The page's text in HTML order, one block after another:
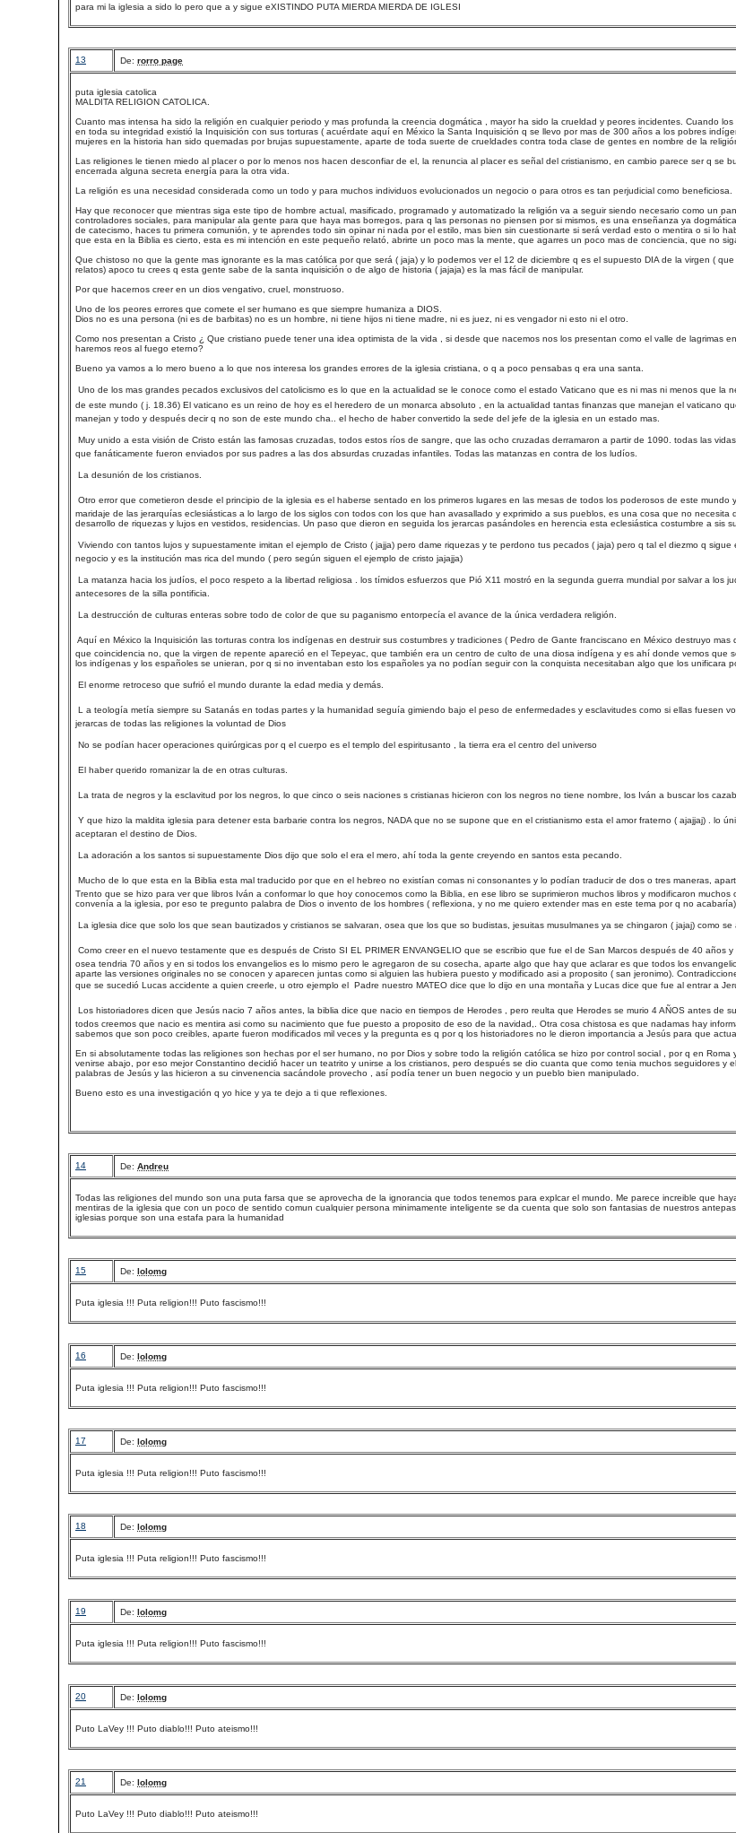
para mi la iglesia a sido lo pero que a y sigue eXISTINDO PUTA MIERDA MIERDA DE IGLESI
13 De: rorro page
puta iglesia catolica
MALDITA RELIGION CATOLICA.
Cuanto mas intensa ha sido la religión en cualquier periodo y mas profunda la creencia dogmática , mayor ha sido la crueldad y peores incidentes. Cuando
en toda su integridad existió la Inquisición con sus torturas ( acuérdate aquí en México la Santa Inquisición q se llevo por mas de 300 años a los pobres
mujeres en la historia han sido quemadas por brujas supuestamente, aparte de toda suerte de crueldades contra toda clase de gentes en nombre de la
Las religiones le tienen miedo al placer o por lo menos nos hacen desconfiar de el, la renuncia al placer es señal del cristianismo, en cambio parece ser q se
encerrada alguna secreta energía para la otra vida.
La religión es una necesidad considerada como un todo y para muchos individuos evolucionados un negocio o para otros es tan perjudicial como beneficiosa.
Hay que reconocer que mientras siga este tipo de hombre actual, masificado, programado y automatizado la religión va a seguir siendo necesario como un
controladores sociales, para manipular ala gente para que haya mas borregos, para q las personas no piensen por si mismos, es una enseñanza ya
de catecismo, haces tu primera comunión, y te aprendes todo sin opinar ni nada por el estilo, mas bien sin cuestionarte si será verdad esto o mentira o si lo
que esta en la Biblia es cierto, esta es mi intención en este pequeño relató, abrirte un poco mas la mente, que agarres un poco mas de conciencia, que no
Que chistoso no que la gente mas ignorante es la mas católica por que será ( jaja) y lo podemos ver el 12 de diciembre q es el supuesto DIA de la virgen (
relatos) apoco tu crees q esta gente sabe de la santa inquisición o de algo de historia ( jajaja) es la mas fácil de manipular.
Por que hacernos creer en un dios vengativo, cruel, monstruoso.
Uno de los peores errores que comete el ser humano es que siempre humaniza a DIOS.
Dios no es una persona (ni es de barbitas) no es un hombre, ni tiene hijos ni tiene madre, ni es juez, ni es vengador ni esto ni el otro.
Como nos presentan a Cristo ¿ Que cristiano puede tener una idea optimista de la vida , si desde que nacemos nos los presentan como el valle de lagrimas
haremos reos al fuego eterno?
Bueno ya vamos a lo mero bueno a lo que nos interesa los grandes errores de la iglesia cristiana, o q a poco pensabas q era una santa.
 Uno de los mas grandes pecados exclusivos del catolicismo es lo que en la actualidad se le conoce como el estado Vaticano que es ni mas ni menos que la
de este mundo ( j. 18.36) El vaticano es un reino de hoy es el heredero de un monarca absoluto , en la actualidad tantas finanzas que manejan el vaticano
manejan y todo y después decir q no son de este mundo cha.. el hecho de haber convertido la sede del jefe de la iglesia en un estado mas.
 Muy unido a esta visión de Cristo están las famosas cruzadas, todos estos ríos de sangre, que las ocho cruzadas derramaron a partir de 1090. todas las
que fanáticamente fueron enviados por sus padres a las dos absurdas cruzadas infantiles. Todas las matanzas en contra de los ludíos.
 La desunión de los cristianos.
 Otro error que cometieron desde el principio de la iglesia es el haberse sentado en los primeros lugares en las mesas de todos los poderosos de este
maridaje de las jerarquías eclesiásticas a lo largo de los siglos con todos con los que han avasallado y exprimido a sus pueblos, es una cosa que no necesita
desarrollo de riquezas y lujos en vestidos, residencias. Un paso que dieron en seguida los jerarcas pasándoles en herencia esta eclesiástica costumbre a sis
 Viviendo con tantos lujos y supuestamente imitan el ejemplo de Cristo ( jajja) pero dame riquezas y te perdono tus pecados ( jaja) pero q tal el diezmo q
negocio y es la institución mas rica del mundo ( pero según siguen el ejemplo de cristo jajajja)
 La matanza hacia los judíos, el poco respeto a la libertad religiosa . los tímidos esfuerzos que Pió X11 mostró en la segunda guerra mundial por salvar a los
antecesores de la silla pontificia.
 La destrucción de culturas enteras sobre todo de color de que su paganismo entorpecía el avance de la única verdadera religión.
 Aquí en México la Inquisición las torturas contra los indígenas en destruir sus costumbres y tradiciones ( Pedro de Gante franciscano en México destruyo
que coincidencia no, que la virgen de repente apareció en el Tepeyac, que también era un centro de culto de una diosa indígena y es ahí donde vemos que
los indígenas y los españoles se unieran, por q si no inventaban esto los españoles ya no podían seguir con la conquista necesitaban algo que los unificara
 El enorme retroceso que sufrió el mundo durante la edad media y demás.
 L a teología metía siempre su Satanás en todas partes y la humanidad seguía gimiendo bajo el peso de enfermedades y esclavitudes como si ellas fuesen
jerarcas de todas las religiones la voluntad de Dios
 No se podían hacer operaciones quirúrgicas por q el cuerpo es el templo del espiritusanto , la tierra era el centro del universo
 El haber querido romanizar la de en otras culturas.
 La trata de negros y la esclavitud por los negros, lo que cinco o seis naciones s cristianas hicieron con los negros no tiene nombre, los Iván a buscar los
 Y que hizo la maldita iglesia para detener esta barbarie contra los negros, NADA que no se supone que en el cristianismo esta el amor fraterno ( ajajjaj) . lo
aceptaran el destino de Dios.
 La adoración a los santos si supuestamente Dios dijo que solo el era el mero, ahí toda la gente creyendo en santos esta pecando.
 Mucho de lo que esta en la Biblia esta mal traducido por que en el hebreo no existían comas ni consonantes y lo podían traducir de dos o tres maneras,
Trento que se hizo para ver que libros Iván a conformar lo que hoy conocemos como la Biblia, en ese libro se suprimieron muchos libros y modificaron
convenía a la iglesia, por eso te pregunto palabra de Dios o invento de los hombres ( reflexiona, y no me quiero extender mas en este tema por q no acabaría).
 La iglesia dice que solo los que sean bautizados y cristianos se salvaran, osea que los que so budistas, jesuitas musulmanes ya se chingaron ( jajaj) como se
 Como creer en el nuevo testamente que es después de Cristo SI EL PRIMER ENVANGELIO que se escribio que fue el de San Marcos después de 40 años
osea tendria 70 años y en si todos los envangelios es lo mismo pero le agregaron de su cosecha, aparte algo que hay que aclarar es que todos los
aparte las versiones originales no se conocen y aparecen juntas como si alguien las hubiera puesto y modificado asi a proposito ( san jeronimo).
que se sucedió Lucas accidente a quien creerle, u otro ejemplo el  Padre nuestro MATEO dice que lo dijo en una montaña y Lucas dice que fue al entrar a
 Los historiadores dicen que Jesús nacio 7 años antes, la biblia dice que nacio en tiempos de Herodes , pero reulta que Herodes se murio 4 AÑOS antes de
todos creemos que nacio es mentira asi como su nacimiento que fue puesto a proposito de eso de la navidad,. Otra cosa chistosa es que nadamas hay
sabemos que son poco creibles, aparte fueron modificados mil veces y la pregunta es q por q los historiadores no le dieron importancia a Jesús para que
En si absolutamente todas las religiones son hechas por el ser humano, no por Dios y sobre todo la religión católica se hizo por control social , por q en
venirse abajo, por eso mejor Constantino decidió hacer un teatrito y unirse a los cristianos, pero después se dio cuanta que como tenia muchos seguidores y
palabras de Jesús y las hicieron a su cinvenencia sacándole provecho , así podía tener un buen negocio y un pueblo bien manipulado.
Bueno esto es una investigación q yo hice y ya te dejo a ti que reflexiones.
14 De: Andreu
Todas las religiones del mundo son una puta farsa que se aprovecha de la ignorancia que todos tenemos para explcar el mundo. Me parece increible que
mentiras de la iglesia que con un poco de sentido comun cualquier persona minimamente inteligente se da cuenta que solo son fantasias de nuestros
iglesias porque son una estafa para la humanidad
15 De: lolomg
Puta iglesia !!! Puta religion!!! Puto fascismo!!!
16 De: lolomg
Puta iglesia !!! Puta religion!!! Puto fascismo!!!
17 De: lolomg
Puta iglesia !!! Puta religion!!! Puto fascismo!!!
18 De: lolomg
Puta iglesia !!! Puta religion!!! Puto fascismo!!!
19 De: lolomg
Puta iglesia !!! Puta religion!!! Puto fascismo!!!
20 De: lolomg
Puto LaVey !!! Puto diablo!!! Puto ateismo!!!
21 De: lolomg
Puto LaVey !!! Puto diablo!!! Puto ateismo!!!